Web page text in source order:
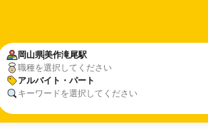
岡山県美作滝尾駅
職種を選択してください
アルバイト・パート
キーワードを選択してください